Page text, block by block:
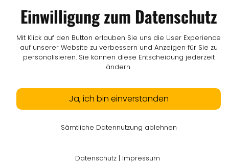
Einwilligung zum Datenschutz
Mit Klick auf den Button erlauben Sie uns die User Experience
auf unserer Website zu verbessern und Anzeigen für Sie zu
personalisieren. Sie können diese Entscheidung jederzeit
ändern.
Ja, ich bin einverstanden
Sämtliche Datennutzung ablehnen
Datenschutz | Impressum